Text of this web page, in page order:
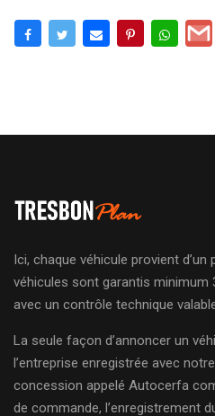
Ici, chaque véhicule provient
véhicules sont garantis minimum
avec un contrôle technique
La seule façon d’annoncer un
l’entreprise enregistrée avec
concession appelé Autocerfa
de commande, l’enregistrement